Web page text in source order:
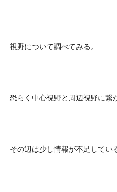
視野について調べてみる。
恐らく中心視野と周辺視野に繋
その辺は少し情報が不足してい